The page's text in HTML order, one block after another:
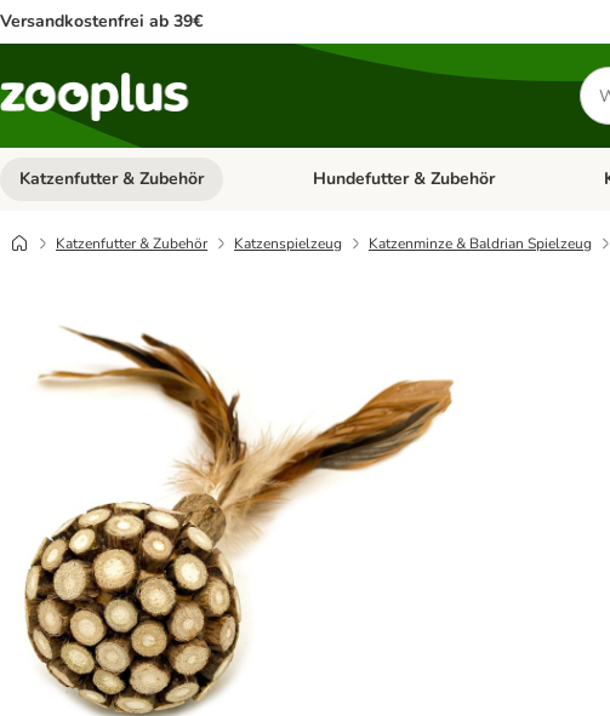
Versandkostenfrei ab 39€
Katzenfutter & Zubehör Kategorie-Menü öffnen: Katzenfutter &
Hundefutter & Zubehör
Katzenfutter & Zubehör Katzenspielzeug Katzenminze & Baldrian Spielzeug